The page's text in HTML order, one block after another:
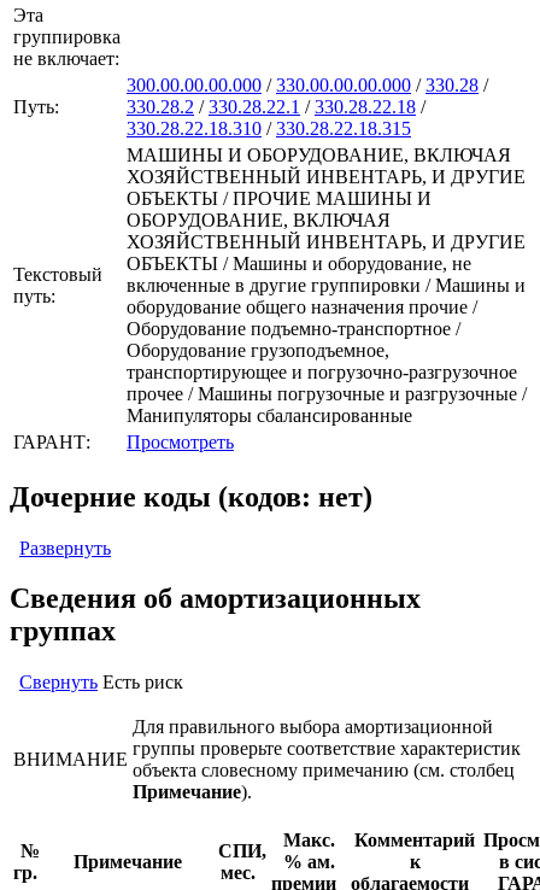
Эта
группировка
не включает:
Путь:
300.00.00.00.000 /330.00.00.00.000 /330.28 /
330.28.2 /330.28.22.1 /330.28.22.18 /
330.28.22.18.310 /330.28.22.18.315
Текстовый
путь:
МАШИНЫ И ОБОРУДОВАНИЕ, ВКЛЮЧАЯ
ХОЗЯЙСТВЕННЫЙ ИНВЕНТАРЬ, И ДРУГИЕ
ОБЪЕКТЫ / ПРОЧИЕ МАШИНЫ И
ОБОРУДОВАНИЕ, ВКЛЮЧАЯ
ХОЗЯЙСТВЕННЫЙ ИНВЕНТАРЬ, И ДРУГИЕ
ОБЪЕКТЫ / Машины и оборудование, не
включенные в другие группировки / Машины и
оборудование общего назначения прочие /
Оборудование подъемно-транспортное /
Оборудование грузоподъемное,
транспортирующее и погрузочно-разгрузочное
прочее / Машины погрузочные и разгрузочные /
Манипуляторы сбалансированные
ГАРАНТ:
Просмотреть
Дочерние коды (кодов: нет)
Развернуть
Сведения об амортизационных
группах
Свернуть Есть риск
ВНИМАНИЕ
Для правильного выбора амортизационной
группы проверьте соответствие характеристик
объекта словесному примечанию (см. столбец
Примечание).
№
гр.
Примечание
СПИ,
мес.
Макс.
% ам.
премии
Комментарий
к
облагаемости
в